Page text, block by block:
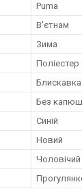
Puma
В'єтнам
Зима
Поліестер
Блискавка
Без
Синій
Новий
Чоловічий